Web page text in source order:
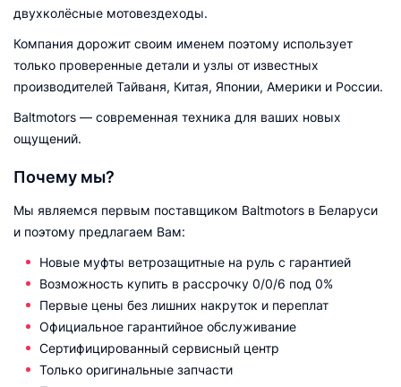
двухколёсные мотовездеходы.
Компания дорожит своим именем поэтому использует
только проверенные детали и узлы от известных
производителей Тайваня, Китая, Японии, Америки и России.
Baltmotors — современная техника для ваших новых
ощущений.
Почему мы?
Мы являемся первым поставщиком Baltmotors в Беларуси
и поэтому предлагаем Вам:
Новые муфты ветрозащитные на руль с гарантией
Возможность купить в рассрочку 0/0/6 под 0%
Первые цены без лишних накруток и переплат
Официальное гарантийное обслуживание
Сертифицированный сервисный центр
Только оригинальные запчасти